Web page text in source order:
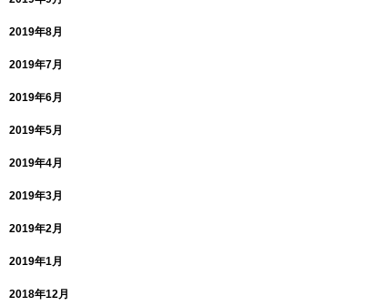
2019年8月
2019年7月
2019年6月
2019年5月
2019年4月
2019年3月
2019年2月
2019年1月
2018年12月